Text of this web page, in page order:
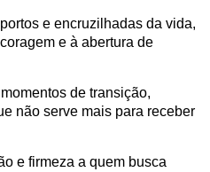
e encruzilhadas da vida,
e à abertura de
de transição,
não serve mais para receber
e firmeza a quem busca